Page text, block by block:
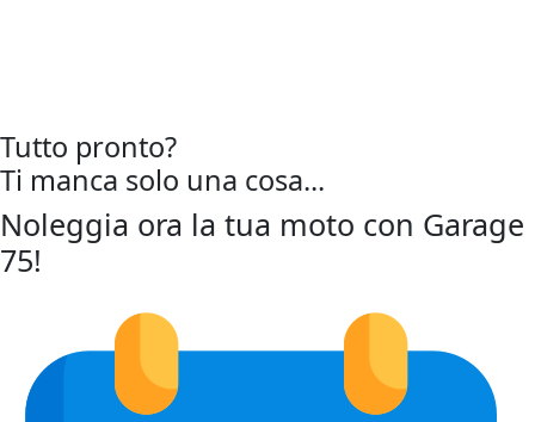
Tutto pronto?
Ti manca solo una cosa...
Noleggia ora la tua moto con Garage
75!